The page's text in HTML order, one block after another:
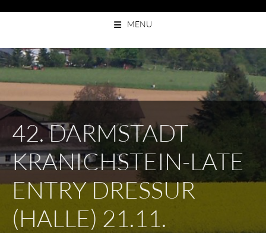
content
MENU
42. DARMSTADT
KRANICHSTEIN-LATE
ENTRY DRESSUR
(HALLE) 21.11.